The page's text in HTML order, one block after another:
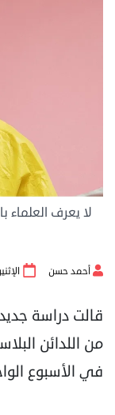
لا يعرف العلماء
أحمد حسن الإثنين، 28-
قالت دراسة
من اللدائن
في الأسبوع